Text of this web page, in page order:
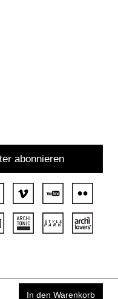
In den Warenkorb
abonnieren